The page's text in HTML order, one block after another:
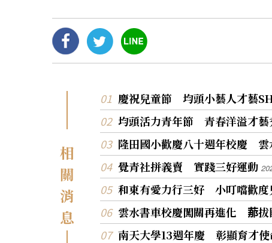
相
關
消
息
慶祝兒童節 均頭小藝人才藝
均頭活力青年節 青春洋溢才藝
隆田國小歡慶八十週年校慶 雲
覺青社拼義賣 實踐三好運動
和東有愛力行三好 小叮噹歡度
雲水書車校慶闖關再進化 𦰡拔
南天大學13週年慶 彰顯育才使